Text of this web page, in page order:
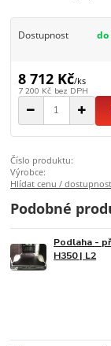
Dostupnost do
8 712 Kč/ks
7 200 Kč bez DPH
Číslo produktu:
Výrobce:
Hlídat cenu / dostupnost
Podobné
Podlaha -
H350 | L2